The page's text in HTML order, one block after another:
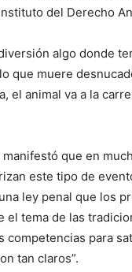
del Derecho
algo donde
que muere
el animal va a la
que en
este tipo de
ley penal que los
el tema de las
competencias para
tan claros”.